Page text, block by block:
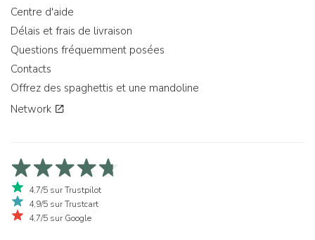
Centre d'aide
Délais et frais de livraison
Questions fréquemment posées
Contacts
Offrez des spaghettis et une mandoline
Network
4,7/5 sur Trustpilot
4,9/5 sur Trustcart
4,7/5 sur Google